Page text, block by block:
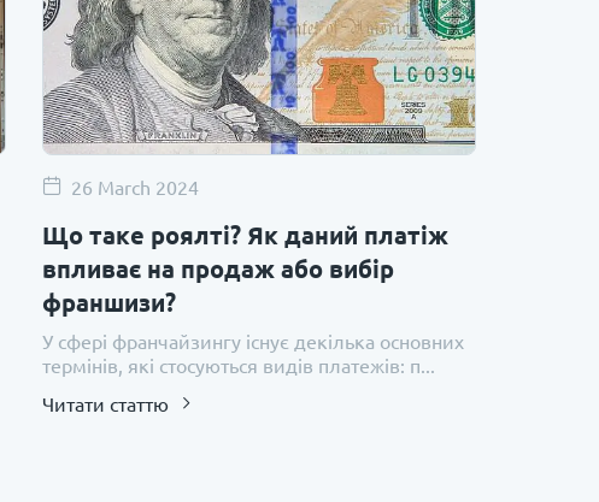
26 March 2024
Що таке роялті? Як даний платіж
впливає на продаж або вибір
франшизи?
У сфері франчайзингу існує декілька основних
термінів, які стосуються видів платежів: п...
Читати статтю